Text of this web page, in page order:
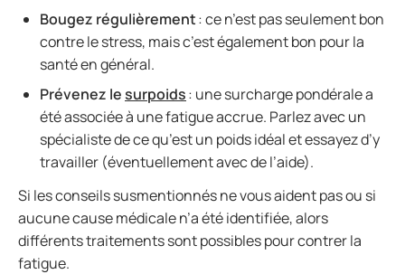
Bougez régulièrement: ce n’est pas seulement bon
contre le stress, mais c’est également bon pour la
santé en général.
Prévenez lesurpoids: une surcharge pondérale a
été associée à une fatigue accrue. Parlez avec un
spécialiste de ce qu’est un poids idéal et essayez d’y
travailler (éventuellement avec de l’aide).
Si les conseils susmentionnés ne vous aident pas ou si
aucune cause médicale n’a été identifiée, alors
différents traitements sont possibles pour contrer la
fatigue.